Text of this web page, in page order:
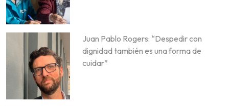
Juan Pablo Rogers: “Despedir con
dignidad también es una forma de
cuidar”